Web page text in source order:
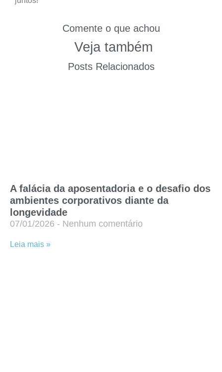
Comente o que achou
Veja também
Posts Relacionados
A falácia da aposentadoria e o desafio dos
ambientes corporativos diante da
longevidade
07/01/2026 Nenhum comentário
Leia mais »